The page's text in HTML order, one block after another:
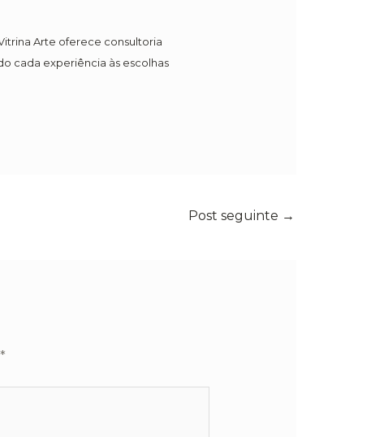
Arte oferece consultoria
cada experiência às escolhas
Post seguinte →
*